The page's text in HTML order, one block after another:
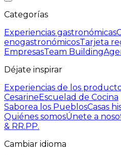
Categorías
Experiencias gastronómicas
enogastronómicosTarjeta
EmpresasTeam Building
Déjate inspirar
Experiencias de los
CesarineEscuelad de Cocina
Saborea los PueblosCasas
Quiénes somosÚnete a
& RR.PP.
Cambiar idioma